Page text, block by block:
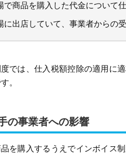
で商品を購入した代金について
に出店していて、事業者からの
では、仕入税額控除の適用に
。
の事業者への影響
を購入するうえでインボイス